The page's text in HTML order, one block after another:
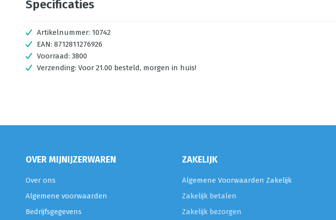
Specificaties
Artikelnummer: 10742
EAN: 8712811276926
Voorraad: 3800
Verzending: Voor 21.00 besteld, morgen in huis!
OVER MIJNIJZERWAREN
Over ons
Algemene voorwaarden
Bedrijfsgegevens
ZAKELIJK
Algemene Voorwaarden Zakelijk
Zakelijk betalen
Zakelijk bezorgen